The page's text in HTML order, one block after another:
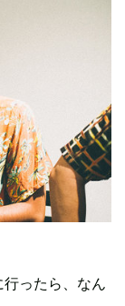
行ったら、なん